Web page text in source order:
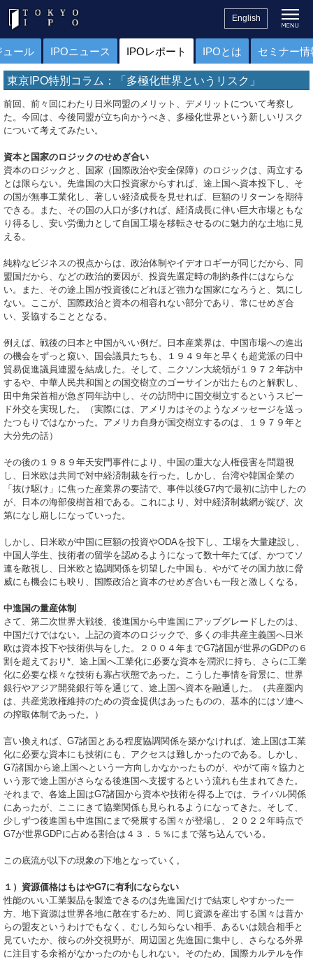
English
ュール IPOニュース IPOレポート IPOとは セミナー情
東京IPO特別コラム：「多極化世界というリスク」
前回、前々回にわたり日米同盟のメリット、デメリットについて考察し
た。今回は、今後同盟が立ち向かうべき、多極化世界という新しいリスク
について考えてみたい。
資本と国家のロジックのせめぎ合い
資本のロジックと、国家（国際政治や安全保障）のロジックは、両立する
とは限らない。先進国の大口投資家からすれば、途上国へ資本投下し、そ
の国が無事工業化し、著しい経済成長を見せれば、巨額のリターンを期待
できる。また、その国の人口が多ければ、経済成長に伴い巨大市場ともな
り得るし、安い労働力として自国工場を移転させるのに魅力的な土地に見
える。
純粋なビジネスの視点からは、政治体制やイデオロギーが同じだから、同
盟国だから、などの政治的要因が、投資先選定時の制約条件にはならな
い。また、その途上国が投資後にどれほど強力な国家になろうと、気にし
ない。ここが、国際政治と資本の相容れない部分であり、常にせめぎ合
い、妥協することとなる。
例えば、戦後の日本と中国がいい例だ。日本産業界は、中国市場への進出
の機会をずっと窺い、国会議員たちも、１９４９年と早くも超党派の日中
貿易促進議員連盟を結成した。そして、ニクソン大統領が１９７２年訪中
するや、中華人民共和国との国交樹立のゴーサインが出たものと解釈し、
田中角栄首相が急ぎ同年訪中し、その訪問中に国交樹立するというスピー
ド外交を実現した。（実際には、アメリカはそのようなメッセージを送っ
たつもりではなかった。アメリカ自身が国交樹立するのは、１９７９年と
大分先の話）
その後の１９８９年天安門事件により、中国の重大な人権侵害を問題視
し、日米欧は共同で対中経済制裁を行った。しかし、台湾や韓国企業の
「抜け駆け」に焦った産業界の要請で、事件以後G7内で最初に訪中したの
が、日本の海部俊樹首相である。これにより、対中経済制裁網が綻び、次
第になし崩しになっていった。
しかし、日米欧が中国に巨額の投資やODAを投下し、工場を大量建設し、
中国人学生、技術者の留学を認めるようになって数十年たてば、かつてソ
連を敵視し、日米欧と協調関係を切望した中国も、やがてその国力故に脅
威にも機会にも映り、国際政治と資本のせめぎ合いも一段と激しくなる。
中進国の量産体制
さて、第二次世界大戦後、後進国から中進国にアップグレードしたのは、
中国だけではない。上記の資本のロジックで、多くの非共産主義国へ日米
欧は資本投下や技術供与をした。２００４年までG7諸国が世界のGDPの６
割を超えており*、途上国へ工業化に必要な資本を潤沢に持ち、さらに工業
化に必要な様々な技術も寡占状態であった。こうした事情を背景に、世界
銀行やアジア開発銀行等を通じて、途上国へ資本を融通した。（共産圏内
は、共産党政権維持のための資金提供はあったものの、基本的にはソ連へ
の搾取体制であった。）
言い換えれば、G7諸国とある程度協調関係を築かなければ、途上国は工業
化に必要な資本にも技術にも、アクセスは難しかったのである。しかし、
G7諸国から途上国へという一方向しかなかったものが、やがて南々協力と
いう形で途上国がさらなる後進国へ支援するという流れも生まれてきた。
それまで、各途上国はG7諸国から資本や技術を得る上では、ライバル関係
にあったが、ここにきて協業関係も見られるようになってきた。そして、
少しずつ後進国も中進国にまで発展する国々が登場し、２０２２年時点で
G7が世界GDPに占める割合は４３．５％にまで落ち込んでいる。
この底流が以下の現象の下地となっていく。
１）資源価格はもはやG7に有利にならない
性能のいい工業製品を製造できるのは先進国だけで結束しやすかった一
方、地下資源は世界各地に散在するため、同じ資源を産出する国々は昔か
らの盟友というわけでもなく、むしろ知らない相手、あるいは競合相手と
見ていたか、彼らの外交視野が、周辺国と先進国に集中し、さらなる外界
に注目する余裕がなかったのかもしれない。そのため、国際カルテルを作